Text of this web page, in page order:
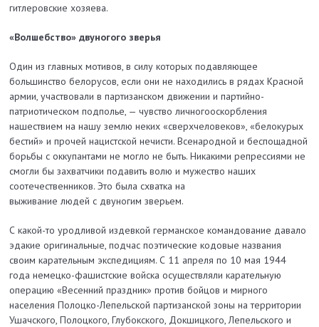
гитлеровские хозяева.
«Волшебство» двуногого зверья
Один из главных мотивов, в силу которых подавляющее
большинство белорусов, если они не находились в рядах Красной
армии, участвовали в партизанском движении и партийно-
патриотическом подполье, — чувство личногооскорбления
нашествием на нашу землю неких «сверхчеловеков», «белокурых
бестий» и прочей нацистской нечисти. Всенародной и беспощадной
борьбы с оккупантами не могло не быть. Никакими репрессиями не
смогли бы захватчики подавить волю и мужество наших
соотечественников. Это была схватка на
выживание людей с двуногим зверьем.
С какой-то уродливой издевкой германское командование давало
эдакие оригинальные, подчас поэтические кодовые названия
своим карательным экспедициям. С 11 апреля по 10 мая 1944
года немецко-фашистские войска осуществляли карательную
операцию «Весенний праздник» против бойцов и мирного
населения Полоцко-Лепельской партизанской зоны на территории
Ушачского, Полоцкого, Глубокского, Докшицкого, Лепельского и